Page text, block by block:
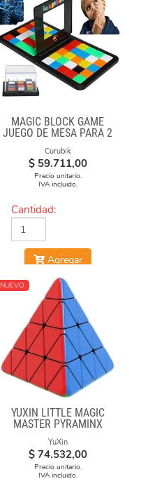
MAGIC BLOCK GAME
JUEGO DE MESA PARA 2
Curubik
$ 59.711,00
Precio unitario.
IVA incluido.
Cantidad:
Agregar
NUEVO
YUXIN LITTLE MAGIC
MASTER PYRAMINX
YuXin
$ 74.532,00
Precio unitario.
IVA incluido.